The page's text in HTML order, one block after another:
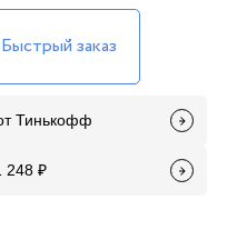
Быстрый заказ
Тинькофф
248 ₽